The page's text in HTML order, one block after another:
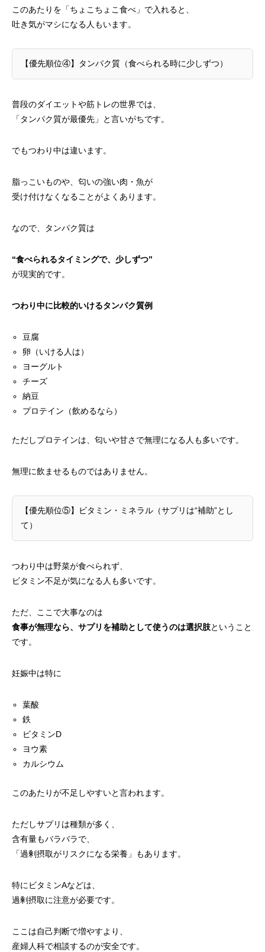
このあたりを「ちょこちょこ食べ」で入れると、
吐き気がマシになる人もいます。
【優先順位④】タンパク質（食べられる時に少しずつ）
普段のダイエットや筋トレの世界では、
「タンパク質が最優先」と言いがちです。
でもつわり中は違います。
脂っこいものや、匂いの強い肉・魚が
受け付けなくなることがよくあります。
なので、タンパク質は
“食べられるタイミングで、少しずつ”
が現実的です。
つわり中に比較的いけるタンパク質例
豆腐
卵（いける人は）
ヨーグルト
チーズ
納豆
プロテイン（飲めるなら）
ただしプロテインは、匂いや甘さで無理になる人も多いです。
無理に飲ませるものではありません。
【優先順位⑤】ビタミン・ミネラル（サプリは“補助”とし
て）
つわり中は野菜が食べられず、
ビタミン不足が気になる人も多いです。
ただ、ここで大事なのは
食事が無理なら、サプリを補助として使うのは選択肢ということ
です。
妊娠中は特に
葉酸
鉄
ビタミンD
ヨウ素
カルシウム
このあたりが不足しやすいと言われます。
ただしサプリは種類が多く、
含有量もバラバラで、
「過剰摂取がリスクになる栄養」もあります。
特にビタミンAなどは、
過剰摂取に注意が必要です。
ここは自己判断で増やすより、
産婦人科で相談するのが安全です。